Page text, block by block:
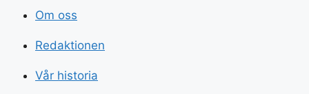
Om oss
Redaktionen
Vår historia